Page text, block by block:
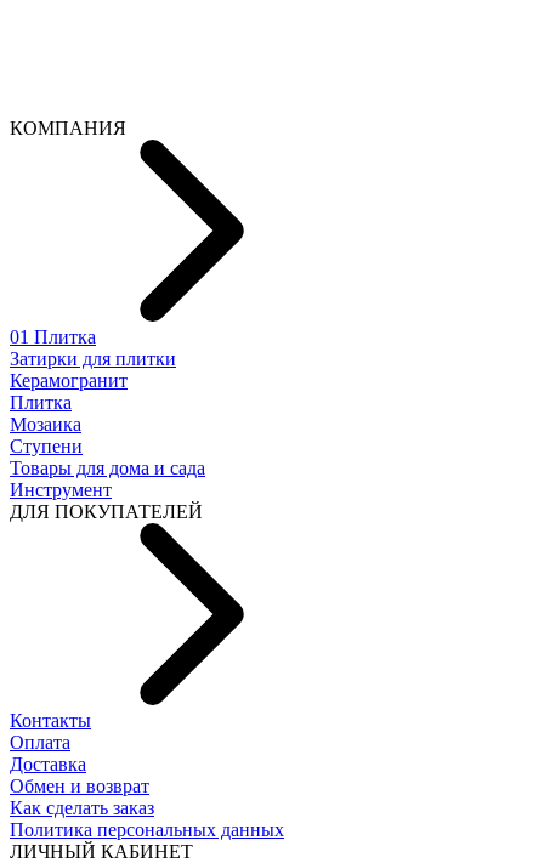
КОМПАНИЯ
01 Плитка
Затирки для плитки
Керамогранит
Плитка
Мозаика
Ступени
Товары для дома и сада
Инструмент
ДЛЯ ПОКУПАТЕЛЕЙ
Контакты
Оплата
Доставка
Обмен и возврат
Как сделать заказ
Политика персональных данных
ЛИЧНЫЙ КАБИНЕТ